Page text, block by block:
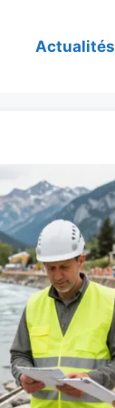
Actualités